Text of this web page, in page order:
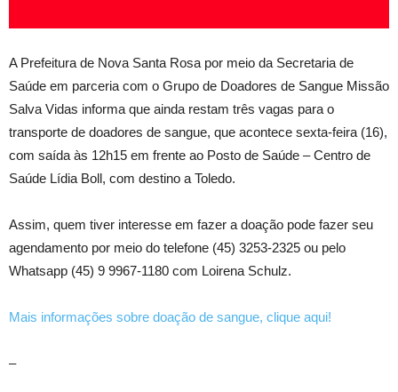
A Prefeitura de Nova Santa Rosa por meio da Secretaria de
Saúde em parceria com o Grupo de Doadores de Sangue Missão
Salva Vidas informa que ainda restam três vagas para o
transporte de doadores de sangue, que acontece sexta-feira (16),
com saída às 12h15 em frente ao Posto de Saúde – Centro de
Saúde Lídia Boll, com destino a Toledo.
Assim, quem tiver interesse em fazer a doação pode fazer seu
agendamento por meio do telefone (45) 3253-2325 ou pelo
Whatsapp (45) 9 9967-1180 com Loirena Schulz.
Mais informações sobre doação de sangue, clique aqui!
–